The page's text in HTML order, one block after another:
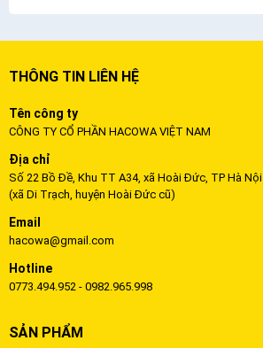
THÔNG TIN LIÊN HỆ
Tên công ty
CÔNG TY CỔ PHẦN HACOWA VIỆT NAM
Địa chỉ
Số 22 Bồ Đề, Khu TT A34, xã Hoài Đức, TP Hà Nội
(xã Di Trạch, huyện Hoài Đức cũ)
Email
hacowa@gmail.com
Hotline
0773.494.952 - 0982.965.998
SẢN PHẨM